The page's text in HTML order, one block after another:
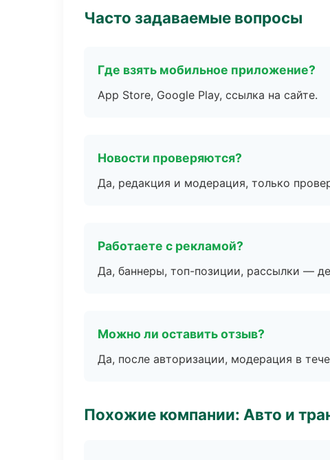
Часто задаваемые вопросы
Где взять мобильное приложение?
App Store, Google Play, ссылка на сайте.
Новости проверяются?
Да, редакция и модерация, только
Работаете с рекламой?
Да, баннеры, топ-позиции, рассылки —
Можно ли оставить отзыв?
Да, после авторизации, модерация в
Похожие компании: Авто и